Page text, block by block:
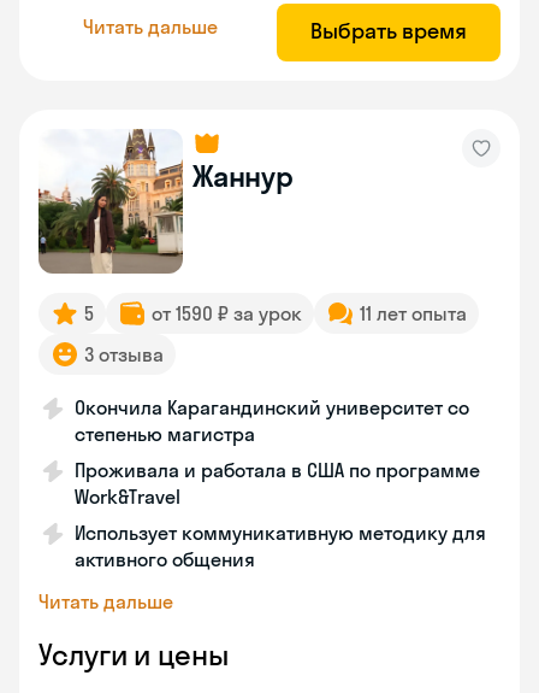
Читать дальше Выбрать время
Жаннур
5 от 1590 ₽ за урок
11 лет опыта
3 отзыва
Окончила Карагандинский университет со
степенью магистра
Проживала и работала в США по программе
Work&Travel
Использует коммуникативную методику для
активного общения
Читать дальше
Услуги и цены